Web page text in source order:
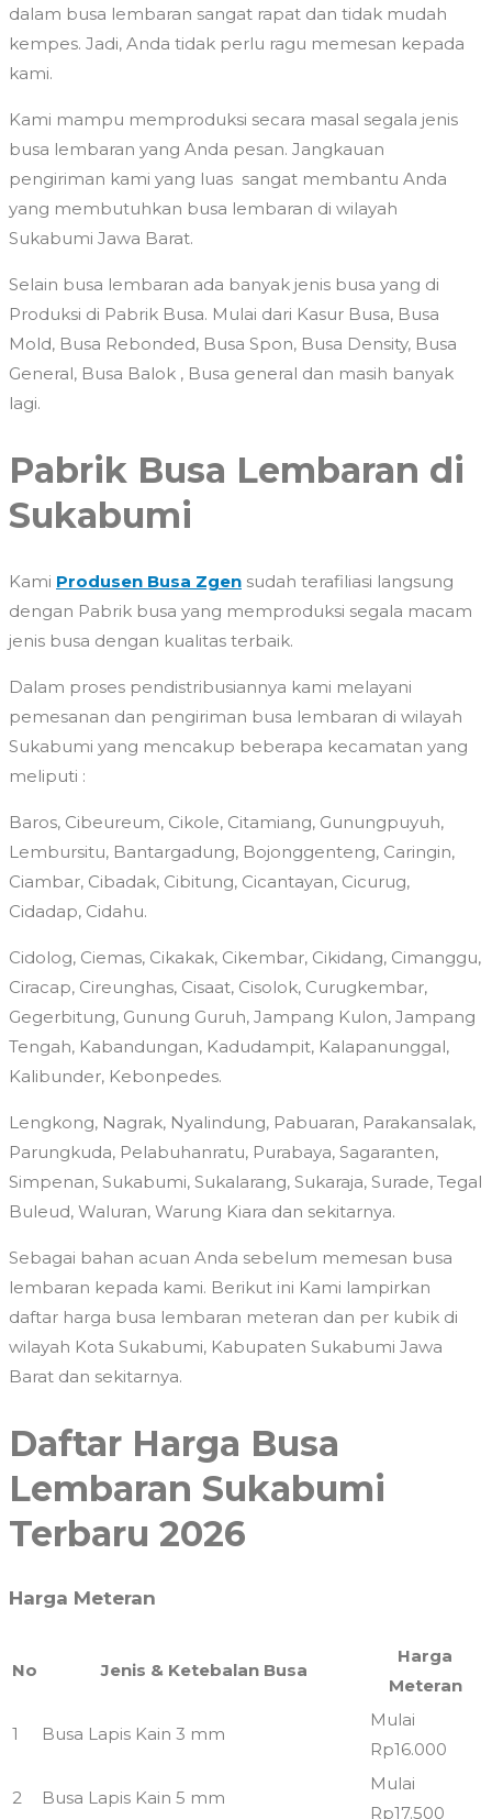
dalam busa lembaran sangat rapat dan tidak mudah
kempes. Jadi, Anda tidak perlu ragu memesan kepada
kami.
Kami mampu memproduksi secara masal segala jenis
busa lembaran yang Anda pesan. Jangkauan
pengiriman kami yang luas sangat membantu Anda
yang membutuhkan busa lembaran di wilayah
Sukabumi Jawa Barat.
Selain busa lembaran ada banyak jenis busa yang di
Produksi di Pabrik Busa. Mulai dari Kasur Busa, Busa
Mold, Busa Rebonded, Busa Spon, Busa Density, Busa
General, Busa Balok , Busa general dan masih banyak
lagi.
Pabrik Busa Lembaran di
Sukabumi
Kami Produsen Busa Zgen sudah terafiliasi langsung
dengan Pabrik busa yang memproduksi segala macam
jenis busa dengan kualitas terbaik.
Dalam proses pendistribusiannya kami melayani
pemesanan dan pengiriman busa lembaran di wilayah
Sukabumi yang mencakup beberapa kecamatan yang
meliputi :
Baros, Cibeureum, Cikole, Citamiang, Gunungpuyuh,
Lembursitu, Bantargadung, Bojonggenteng, Caringin,
Ciambar, Cibadak, Cibitung, Cicantayan, Cicurug,
Cidadap, Cidahu.
Cidolog, Ciemas, Cikakak, Cikembar, Cikidang, Cimanggu,
Ciracap, Cireunghas, Cisaat, Cisolok, Curugkembar,
Gegerbitung, Gunung Guruh, Jampang Kulon, Jampang
Tengah, Kabandungan, Kadudampit, Kalapanunggal,
Kalibunder, Kebonpedes.
Lengkong, Nagrak, Nyalindung, Pabuaran, Parakansalak,
Parungkuda, Pelabuhanratu, Purabaya, Sagaranten,
Simpenan, Sukabumi, Sukalarang, Sukaraja, Surade, Tegal
Buleud, Waluran, Warung Kiara dan sekitarnya.
Sebagai bahan acuan Anda sebelum memesan busa
lembaran kepada kami. Berikut ini Kami lampirkan
daftar harga busa lembaran meteran dan per kubik di
wilayah Kota Sukabumi, Kabupaten Sukabumi Jawa
Barat dan sekitarnya.
Daftar Harga Busa
Lembaran Sukabumi
Terbaru 2026
Harga Meteran
No Jenis & Ketebalan Busa
Harga
Meteran
1 Busa Lapis Kain 3 mm
Mulai
Rp16.000
2 Busa Lapis Kain 5 mm
Mulai
Rp17.500